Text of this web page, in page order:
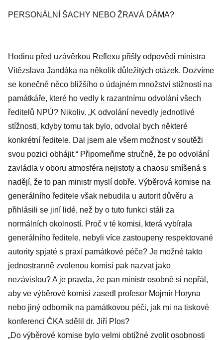
PERSONÁLNÍ ŠACHY NEBO ŽRAVÁ DÁMA?
Hodinu před uzávěrkou Reflexu přišly odpovědi ministra
Vítězslava Jandáka na několik důležitých otázek. Dozvíme
se konečně něco bližšího o údajném množství stížností na
památkáře, které ho vedly k razantnímu odvolání všech
ředitelů NPÚ? Nikoliv. „K odvolání nevedly jednotlivé
stížnosti, kdyby tomu tak bylo, odvolal bych některé
konkrétní ředitele. Dal jsem ale všem možnost v soutěži
svou pozici obhájit.“ Připomeňme stručně, že po odvolání
zavládla v oboru atmosféra nejistoty a chaosu smíšená s
nadějí, že to pan ministr myslí dobře. Výběrová komise na
generálního ředitele však nebudila u autorit důvěru a
přihlásili se jiní lidé, než by o tuto funkci stáli za
normálních okolností. Proč v té komisi, která vybírala
generálního ředitele, nebyli více zastoupeny respektované
autority spjaté s praxí památkové péče? Je možné takto
jednostranně zvolenou komisi pak nazvat jako
nezávislou? A je pravda, že pan ministr osobně si nepřál,
aby ve výběrové komisi zasedl profesor Mojmír Horyna
nebo jiný odborník na památkovou péči, jak mi na tiskové
konferenci ČKA sdělil dr. Jiří Plos?
„Do výběrové komise bylo velmi obtížné zvolit osobnosti